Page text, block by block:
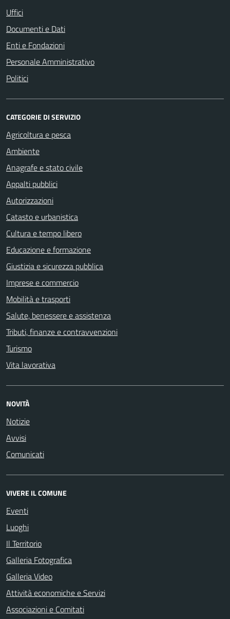
Uffici
Documenti e Dati
Enti e Fondazioni
Personale Amministrativo
Politici
CATEGORIE DI SERVIZIO
Agricoltura e pesca
Ambiente
Anagrafe e stato civile
Appalti pubblici
Autorizzazioni
Catasto e urbanistica
Cultura e tempo libero
Educazione e formazione
Giustizia e sicurezza pubblica
Imprese e commercio
Mobilità e trasporti
Salute, benessere e assistenza
Tributi, finanze e contravvenzioni
Turismo
Vita lavorativa
NOVITÀ
Notizie
Avvisi
Comunicati
VIVERE IL COMUNE
Eventi
Luoghi
Il Territorio
Galleria Fotografica
Galleria Video
Attività economiche e Servizi
Associazioni e Comitati